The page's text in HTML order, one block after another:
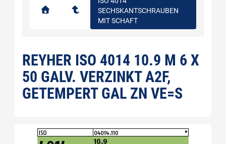
SECHSKANTSCHRAUBEN
MIT SCHAFT
REYHER ISO 4014 10.9 M 6 X
50 GALV. VERZINKT A2F,
GETEMPERT GAL ZN VE=S